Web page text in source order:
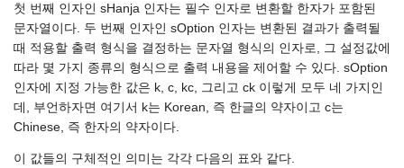
첫 번째 인자인 sHanja 인자는 필수 인자로 변환할 한자가 포함된
문자열이다. 두 번째 인자인 sOption 인자는 변환된 결과가 출력될
때 적용할 출력 형식을 결정하는 문자열 형식의 인자로, 그 설정값에
따라 몇 가지 종류의 형식으로 출력 내용을 제어할 수 있다. sOption
인자에 지정 가능한 값은 k, c, kc, 그리고 ck 이렇게 모두 네 가지인
데, 부언하자면 여기서 k는 Korean, 즉 한글의 약자이고 c는
Chinese, 즉 한자의 약자이다.
이 값들의 구체적인 의미는 각각 다음의 표와 같다.